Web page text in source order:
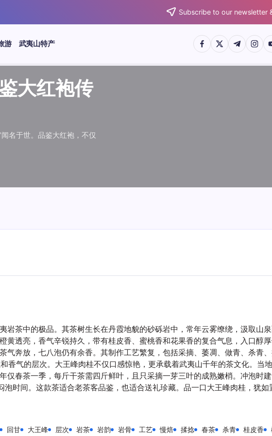
Subscribe to our newsletter
游 武夷山特产 https://https://https://t.me/
https://
肉桂水仙大
时光慢下来。岩茶，产自福建武
鉴大红袍传
”闻名于世。品鉴大红袍，不仅
鉴武夷水仙
、底蕴绵长而备受茶客青睐。品
鉴武夷肉桂
楚。其名源于香叶似肉桂，更因
经典岩茶对
于世。所谓岩韵，是茶叶在武夷
鉴肉桂水仙
水仙、大红袍作为岩茶代表，其
肉桂水仙大
时光慢下来。岩茶，产自福建武
大红袍传
名于世。品鉴大红袍，不仅
夷水仙
绵长而备受茶客青睐。品
夷肉桂
源于香叶似肉桂，更因
岩茶对
谓岩韵，是茶叶在武夷
桂水仙
大红袍作为岩茶代表，其
水仙大
下来。岩茶，产自福建武
红袍传
世。品鉴大红袍，不仅
夷水仙
绵长而备受茶客青睐。品
夷肉桂
源于香叶似肉桂，更因
岩茶对
谓岩韵，是茶叶在武夷
桂水仙
大红袍作为岩茶代表，其
岩茶中的极品。其茶树生长在丹霞地貌的砂砾岩中，常年云雾缭绕，汲取山
黄透亮，香气辛锐持久，带有桂皮香、蜜桃香和花果香的复合气息，入口醇
气奔放，七八泡仍有余香。其制作工艺繁复，包括采摘、萎凋、做青、杀青
香气的层次。大王峰肉桂不仅口感惊艳，更承载着武夷山千年的茶文化。当
仅春茶一季，每斤干茶需四斤鲜叶，且只采摘一芽三叶的成熟嫩梢。冲泡时
时间。这款茶适合老茶客品鉴，也适合送礼珍藏。品一口大王峰肉桂，犹
回甘 大王峰 层次 岩茶 岩韵 岩骨 工艺 慢焙 揉捻 春茶 杀青 桂皮香